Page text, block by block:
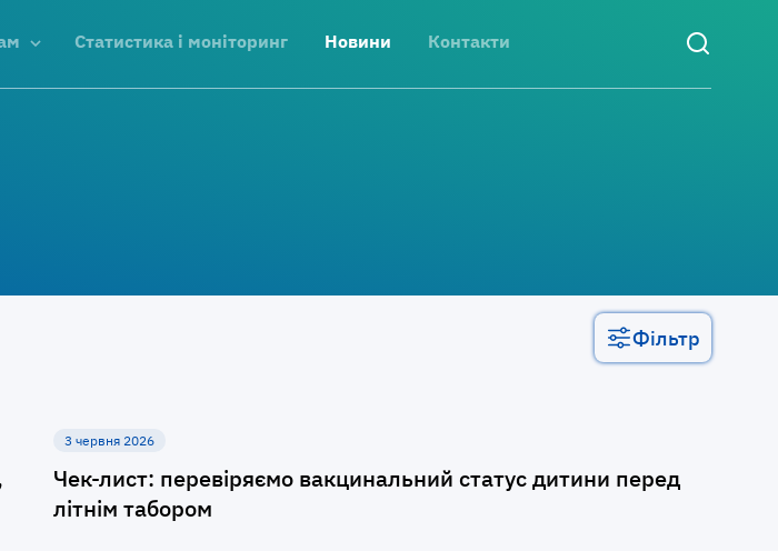
Статистика і моніторинг Новини Контакти
Фільтр
3 червня 2026
Чек-лист: перевіряємо вакцинальний статус дитини перед
літнім табором